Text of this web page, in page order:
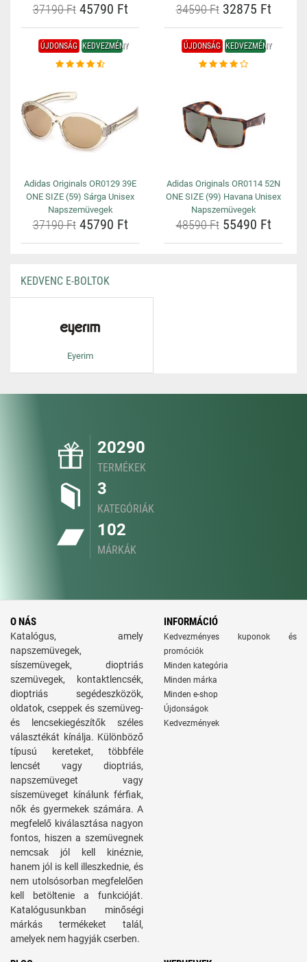
37190 Ft45790 Ft 34590 Ft32875 Ft
ÚJDONSÁG KEDVEZMÉNY
Adidas Originals OR0129 39E
ONE SIZE (59) Sárga Unisex
Napszemüvegek
37190 Ft45790 Ft
ÚJDONSÁG KEDVEZMÉNY
Adidas Originals OR0114 52N
ONE SIZE (99) Havana Unisex
Napszemüvegek
48590 Ft55490 Ft
KEDVENC E-BOLTOK
Eyerim
20290
TERMÉKEK
3
KATEGÓRIÁK
102
MÁRKÁK
O NÁS
Katalógus, amely
napszemüvegek,
síszemüvegek, dioptriás
szemüvegek, kontaktlencsék,
dioptriás segédeszközök,
oldatok, cseppek és szemüveg-
és lencsekiegészítők széles
választékát kínálja. Különböző
típusú kereteket, többféle
lencsét vagy dioptriás,
napszemüveget vagy
síszemüveget kínálunk férfiak,
nők és gyermekek számára. A
megfelelő kiválasztása nagyon
fontos, hiszen a szemüvegnek
nemcsak jól kell kinéznie,
hanem jól is kell illeszkednie, és
nem utolsósorban megfelelően
kell betöltenie a funkcióját.
Katalógusunkban minőségi
márkás termékeket talál,
amelyek nem hagyják cserben.
INFORMÁCIÓ
Kedvezményes kuponok és
promóciók
Minden kategória
Minden márka
Minden e-shop
Újdonságok
Kedvezmények